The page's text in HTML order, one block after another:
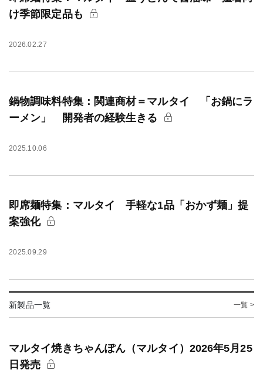
け季節限定品も
2026.02.27
鍋物調味料特集：関連商材＝マルタイ 「お鍋にラ
ーメン」 開発者の経験生きる
2025.10.06
即席麺特集：マルタイ 手軽な1品「おかず麺」提
案強化
2025.09.29
新製品一覧 一覧 >
マルタイ焼きちゃんぽん（マルタイ）2026年5月25
日発売